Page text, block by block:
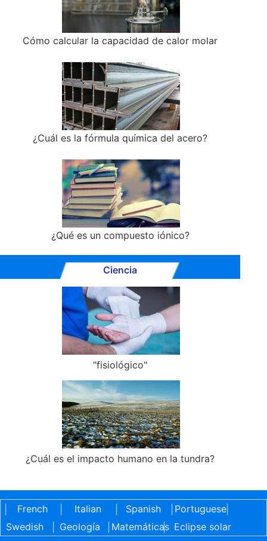
Cómo calcular la capacidad de calor molar
¿Cuál es la fórmula química del acero?
¿Qué es un compuesto iónico?
Ciencia
"fisiológico"
¿Cuál es el impacto humano en la tundra?
French Italian Spanish Portuguese|
Swedish
Geología Matemáticas
| Eclipse solar